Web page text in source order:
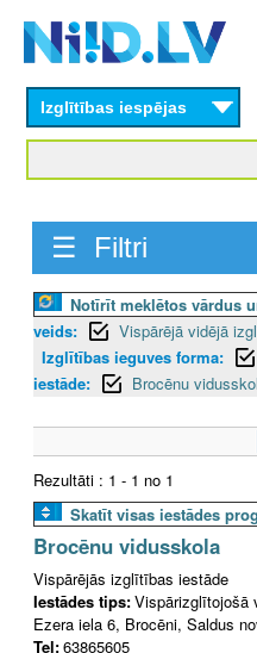
content
Izglītības iespējas
☰ Filtri
Notīrīt meklētos vārdus
veids:
Vispārējā vidējā
Izglītības ieguves forma:
iestāde:
Brocēnu
Rezultāti : 1 - 1 no 1
Skatīt visas iestādes
Brocēnu vidusskola
Vispārējās izglītības iestāde
Iestādes tips:Vispārizglītojošā
Ezera iela 6, Brocēni, Saldus
Tel:63865605